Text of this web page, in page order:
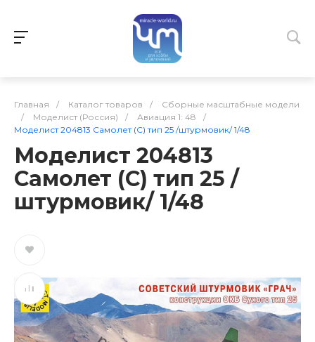
Главная / Каталог товаров /
Сборные масштабные модели
/
Моделист (Россия) / Авиация 1: 48
/
Моделист 204813 Самолет (С) тип 25 /штурмовик/ 1/48
Моделист 204813
Самолет (С) тип 25 /
штурмовик/ 1/48